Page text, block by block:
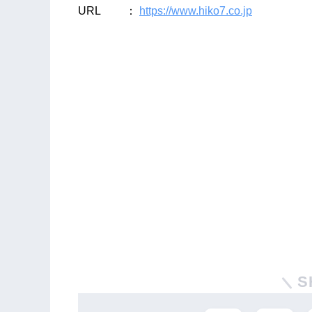
URL ： https://www.hiko7.co.jp